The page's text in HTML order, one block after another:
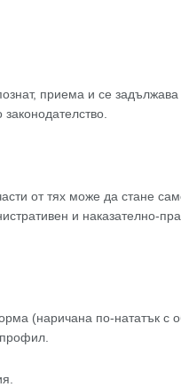
приема и се задължава
от тях може да стане
и наказателно-
(наричана по-нататък с